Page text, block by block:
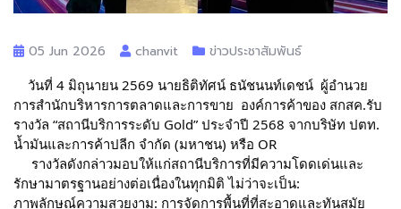
05 Jun 2026 chanvit ข่าวประชาสัมพันธ์
วันที่ 4 มิถุนายน 2569 นายธิติทัศน์ ธนัชนนท์เดชน์  ผู้อำนวย
การสำนักบริหารการตลาดและการขาย  องค์การค้าของ สกสค.รับ
รางวัล “สถานีบริการระดับ Gold” ประจำปี 2568 จากบริษัท ปตท.
น้ำมันและการค้าปลีก จำกัด (มหาชน) หรือ OR
รักษามาตรฐานอย่างต่อเนื่องในทุกมิติ ไม่ว่าจะเป็น:
ภาพลักษณ์ความสวยงาม: การจัดการพื้นที่ที่สะอาดและทันสมัย